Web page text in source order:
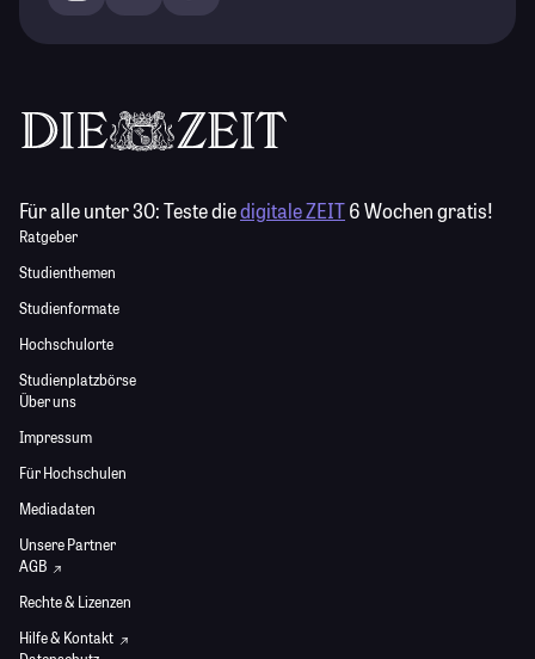
Für alle unter 30:Teste diedigitale ZEIT6 Wochen gratis!
Ratgeber
Studienthemen
Studienformate
Hochschulorte
Studienplatzbörse
Über uns
Impressum
Für Hochschulen
Mediadaten
Unsere Partner
AGB
Rechte & Lizenzen
Hilfe & Kontakt